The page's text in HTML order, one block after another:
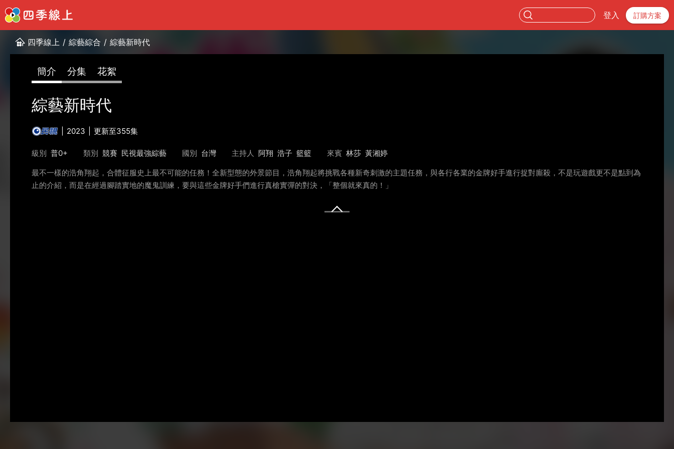
登入 訂購方案
四季線上 / 綜藝綜合 / 綜藝新時代
簡介 分集 花絮
綜藝新時代
2023 更新至355集
級別 普0+ 類別 競賽 民視最強綜藝 國別 台灣 主持人 阿翔 浩子 籃籃 來賓 林莎 黃湘婷
最不一樣的浩角翔起，合體征服史上最不可能的任務！全新型態的外景節目，浩角翔起將挑戰各種新奇刺激的主題任務，與各行各業的金牌好手進行捉對廝殺，不是玩遊戲更不是點到為
止的介紹，而是在經過腳踏實地的魔鬼訓練，要與這些金牌好手們進行真槍實彈的對決，「整個就來真的！」